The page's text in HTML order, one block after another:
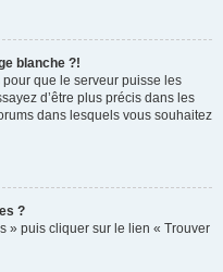
blanche ?!
que le serveur puisse les
d’être plus précis dans les
dans lesquels vous souhaitez
?
» puis cliquer sur le lien « Trouver